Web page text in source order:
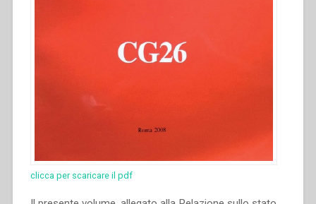
clicca per scaricare il pdf